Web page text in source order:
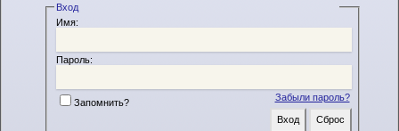
Вход
Имя:
Пароль:
Забыли пароль?
Запомнить?